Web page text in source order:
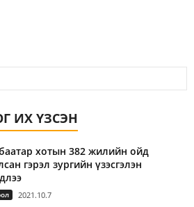
ИХ ҮЗСЭН
хотын 382 жилийн ойд
гэрэл зургийн үзэсгэлэн
2021.10.7